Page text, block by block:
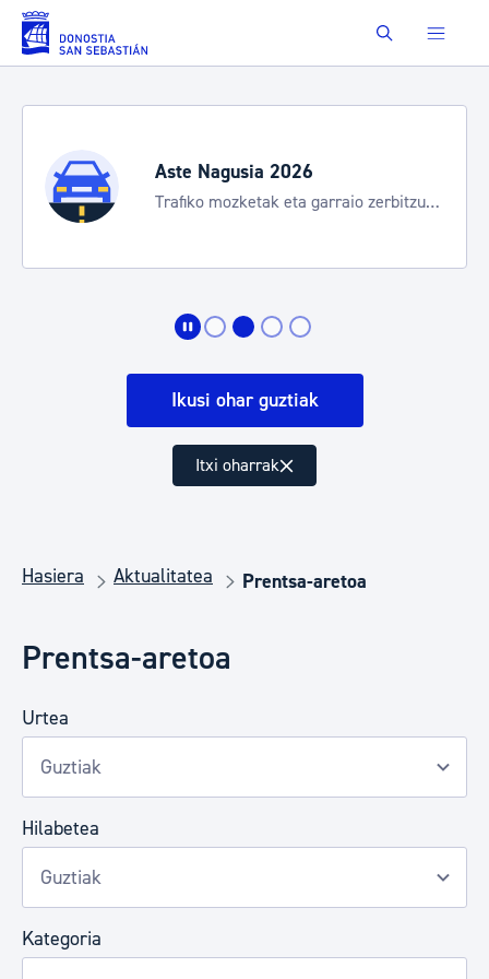
Eduki nagusira joan Buscar
Aste Nagusia 2026
Trafiko mozketak eta garraio zerbitzu
Ikusi ohar guztiak
Itxi oharrak
Hasiera Aktualitatea Prentsa-aretoa
Prentsa-aretoa
Urtea
Hilabetea
Kategoria